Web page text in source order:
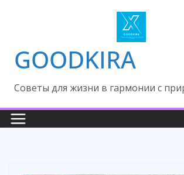
GOODKIRA
Cоветы для жизни в гармонии с